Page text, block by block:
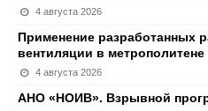
4 августа 2026
Применение разработанных
вентиляции в метрополитене
4 августа 2026
АНО «НОИВ». Взрывной